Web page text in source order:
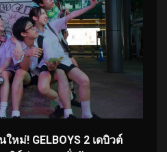
หม่! GELBOYS 2 เดบิวต์